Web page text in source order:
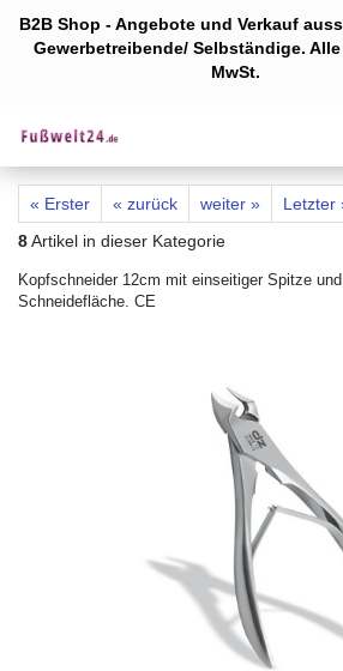
B2B Shop - Angebote und Verkauf
Gewerbetreibende/ Selbständige. Alle
MwSt.
« Erster « zurück weiter »
Letzter
8Artikel in dieser Kategorie
Kopfschneider 12cm mit einseitiger Spitze
Schneidefläche. CE